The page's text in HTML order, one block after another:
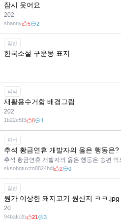
잠시 웃어요
202
shanny 5 2
일반
한국소설 구운몽 표지
1b22e5f3
피식
재활용수거함 배경그림
202
1b22e5f3 8 1
피식
추석 황금연휴 개발자의 옳은 행동은?
추석 황금연휴 개발자의 옳은 행동은 송편
sksobqtuxzn8824hdj 2 0
일반
뭔가 이상한 돼지고기 원산지 ㅋㅋ.jpg
20
94bafc2b 21 3